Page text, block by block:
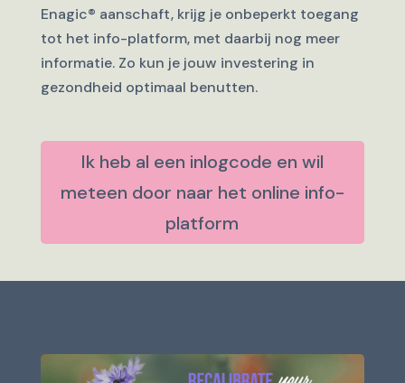
Enagic® aanschaft, krijg je onbeperkt toegang
tot het info-platform, met daarbij nog meer
informatie. Zo kun je jouw investering in
gezondheid optimaal benutten.
Ik heb al een inlogcode en wil
meteen door naar het online info-
platform